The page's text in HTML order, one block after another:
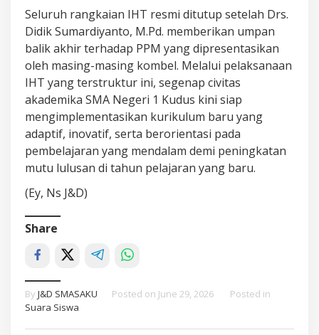
Seluruh rangkaian IHT resmi ditutup setelah Drs.
Didik Sumardiyanto, M.Pd. memberikan umpan
balik akhir terhadap PPM yang dipresentasikan
oleh masing-masing kombel. Melalui pelaksanaan
IHT yang terstruktur ini, segenap civitas
akademika SMA Negeri 1 Kudus kini siap
mengimplementasikan kurikulum baru yang
adaptif, inovatif, serta berorientasi pada
pembelajaran yang mendalam demi peningkatan
mutu lulusan di tahun pelajaran yang baru.
(Ey, Ns J&D)
Share
By J&D SMASAKU Posted on June 29, 2026
Posted in
Suara Siswa